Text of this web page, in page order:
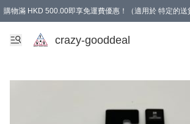
購物滿 HKD 500.00即享免運費優惠！（適用於 特定的送
成為會員可享免費禮品
crazy-gooddeal